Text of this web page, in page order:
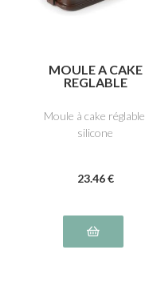
MOULE A CAKE
REGLABLE
Moule à cake réglable,
silicone
23.46 €